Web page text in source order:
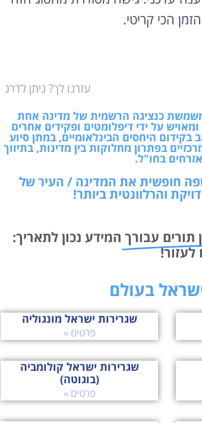
הכי קריטי.
עזרנו לך? ניתן לדרג
המשמשת כנציגה הרשמית של מדינה אחת
על ידי דיפלומטים ופקידים אחרים
היחסים הבינלאומיים, במתן סיוע
בפתרון מחלוקות בין מדינות, בתיווך
בחו"ל.
חופשית את המדינה / העיר של
והרלוונטית ביותר!
תורים עבורך המידע נכון לתאריך:
בעולם
שגרירות ישראל מונגוליה
פרטים »
שגרירות ישראל קולומביה
(בוגוטה)
פרטים »